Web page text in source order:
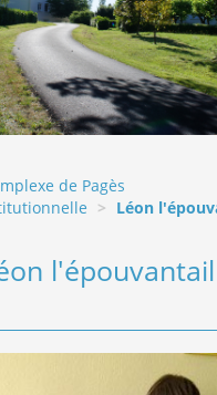
Activités commerciales
Galerie photos
ERASMUS +
de Pagès
Léon
l'épouvantail